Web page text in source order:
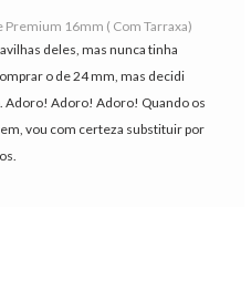
16mm ( Com Tarraxa)
deles, mas nunca tinha
o de 24 mm, mas decidi
Adoro! Adoro! Quando os
vou com certeza substituir por